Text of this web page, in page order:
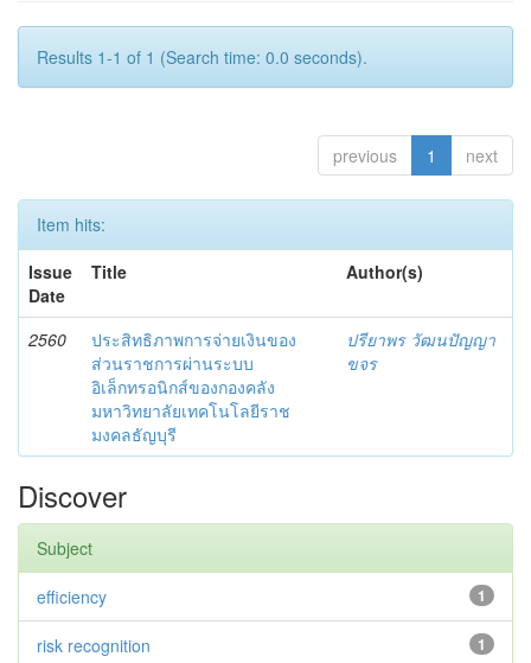
Results 1-1 of 1 (Search time: 0.0 seconds).
previous 1 next
Item hits:
Issue
Date
Title Author(s)
2560
ประสิทธิภาพการจ่ายเงินของ
ส่วนราชการผ่านระบบ
อิเล็กทรอนิกส์ของกองคลัง
มหาวิทยาลัยเทคโนโลยีราช
มงคลธัญบุรี
ปรียาพร วัฒนปัญญา
ขจร
Discover
Subject
1
efficiency
1
risk recognition